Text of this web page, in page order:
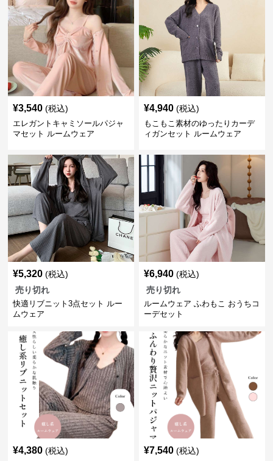
¥3,540 (税込)
エレガントキャミソールパジャ
マセット ルームウェア
¥4,940 (税込)
もこもこ素材のゆったりカーデ
ィガンセット ルームウェア
¥5,320 (税込)
売り切れ
快適リブニット3点セット ルー
ムウェア
¥6,940 (税込)
売り切れ
ルームウェア ふわもこ おうちコ
ーデセット
¥4,380 (税込)
¥7,540 (税込)